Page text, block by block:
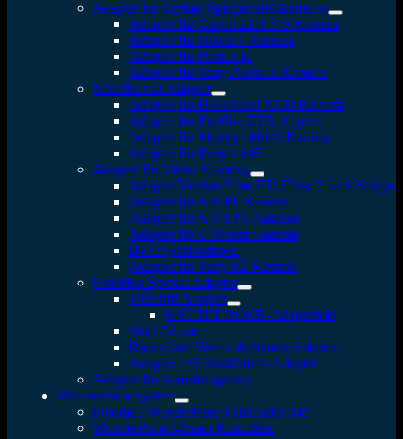
Adapter für digitale Spiegelreflexkameras
Adapter für Canon EF/EF-S Kamera
Adapter für Nikon F Kamera
Adapter für Pentax K
Adapter für Sony Alpha A Kamera
Mittelformat Adapter
Adapter für Hasselblad XCD Kamera
Adapter für Fujifilm GFX Kamera
Adapter für Mamiya M645 Kamera
Adapter für Pentax 645
Adapter für Video Kameras
Adapter Vizelex Cine ND-Filter 2 bis 8 Stopps
Adapter für Arri PL Kamera
Adapter für Arri LPL Kamera
Adapter für C Mount Kamera
B4 Objektivadapter
Adapter für Sony FZ Kamera
Fotodiox Spezial Adapter
Tilt/Shift Adapter
M42 TLT ROKR-Adapterkits
Shift Adapter
RhinoCam Vertex drehbarer Adapter
Adapter 4×5 Shift/Stitch-Adapter
Adapter für Astrofotografen
WonderPana System
Fotodiox WonderPana Filterhalter 145
WonderPana 145mm Rundfilter